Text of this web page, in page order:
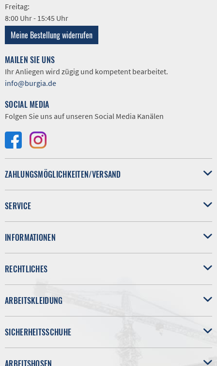
Freitag:
8:00 Uhr - 15:45 Uhr
Meine Bestellung widerrufen
MAILEN SIE UNS
Ihr Anliegen wird zügig und kompetent bearbeitet.
info@burgia.de
SOCIAL MEDIA
Folgen Sie uns auf unseren Social Media Kanälen
ZAHLUNGSMÖGLICHKEITEN/VERSAND
SERVICE
INFORMATIONEN
RECHTLICHES
ARBEITSKLEIDUNG
SICHERHEITSSCHUHE